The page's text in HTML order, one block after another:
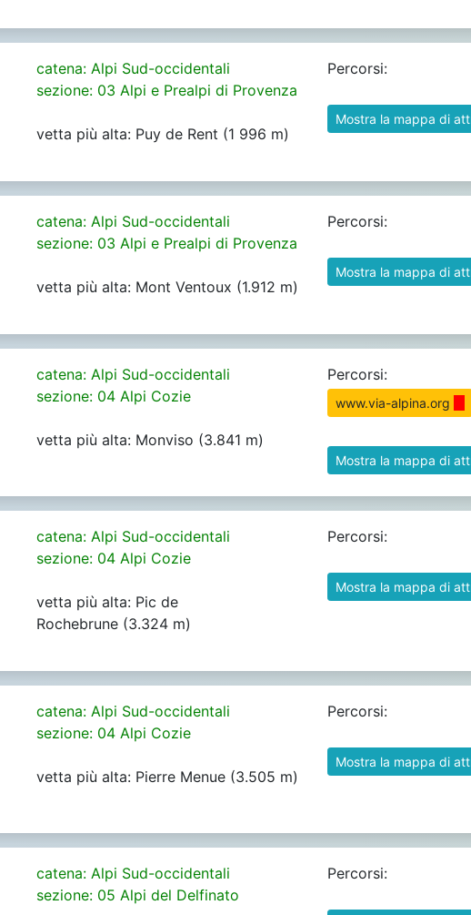
catena: Alpi Sud-occidentali
sezione: 03 Alpi e Prealpi di Provenza
vetta più alta: Puy de Rent (1 996 m)
Percorsi:
Mostra la mappa di
catena: Alpi Sud-occidentali
sezione: 03 Alpi e Prealpi di Provenza
vetta più alta: Mont Ventoux (1.912 m)
Percorsi:
Mostra la mappa di
catena: Alpi Sud-occidentali
sezione: 04 Alpi Cozie
vetta più alta: Monviso (3.841 m)
Percorsi:
www.via-alpina.org
Mostra la mappa di
catena: Alpi Sud-occidentali
sezione: 04 Alpi Cozie
vetta più alta: Pic de
Rochebrune (3.324 m)
Percorsi:
Mostra la mappa di
catena: Alpi Sud-occidentali
sezione: 04 Alpi Cozie
vetta più alta: Pierre Menue (3.505 m)
Percorsi:
Mostra la mappa di
catena: Alpi Sud-occidentali
sezione: 05 Alpi del Delfinato
Percorsi: